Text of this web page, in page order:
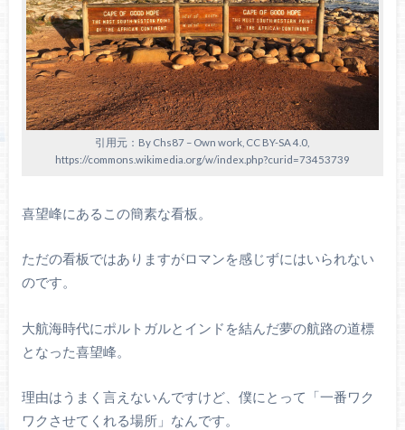
引用元：By Chs87 – Own work, CC BY-SA 4.0,
https://commons.wikimedia.org/w/index.php?curid=73453739
喜望峰にあるこの簡素な看板。
ただの看板ではありますがロマンを感じずにはいられない
のです。
大航海時代にポルトガルとインドを結んだ夢の航路の道標
となった喜望峰。
理由はうまく言えないんですけど、僕にとって「一番ワク
ワクさせてくれる場所」なんです。